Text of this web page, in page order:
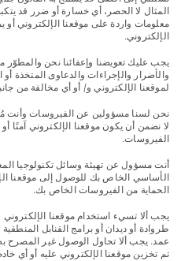
المثال لا الحصر، أي خسارة أو ضرر قد
معلومات واردة على موقعنا الإلكتروني أو
الإلكتروني.
يجب عليك تعويضنا وإعفائنا نحن
والأضرار والإجراءات والدعاوى المتخذة
لموقعنا الإلكتروني و/ أو أي مخالفة من
نحن لسنا مسؤولين عن الفيروسات وأنت
لا نضمن أن يكون موقعنا الإلكتروني آمنًا
الفيروسات.
أنت مسؤول عن تهيئة وسائل تكنولوجيا
الأساسي الخاص بك للوصول إلى موقعنا
الحماية من الفيروسات الخاص بك.
يجب ألا تسيء استخدام موقعنا
طروادة أو ديدان أو برامج القنابل
عمد. يجب ألا تحاول الوصول غير المصرح به
تم تخزين موقعنا الإلكتروني عليه أو أي